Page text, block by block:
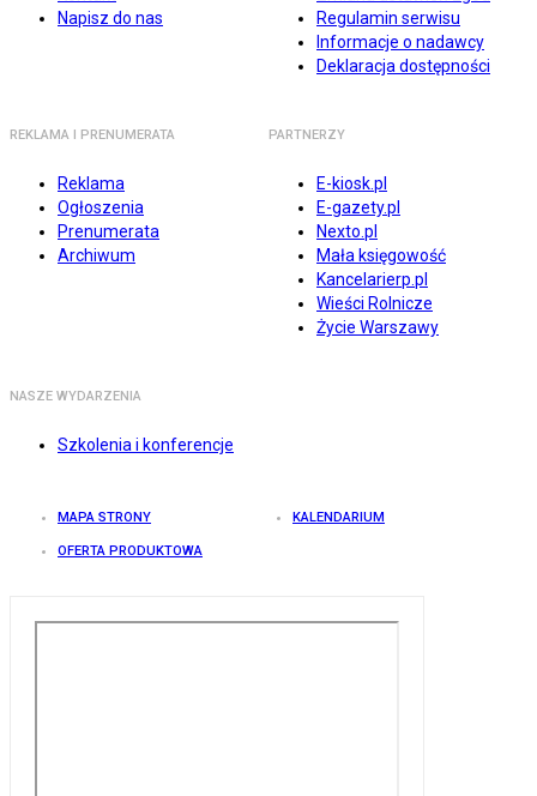
Napisz do nas
Regulamin serwisu
Informacje o nadawcy
Deklaracja dostępności
REKLAMA I PRENUMERATA
Reklama
Ogłoszenia
Prenumerata
Archiwum
PARTNERZY
E-kiosk.pl
E-gazety.pl
Nexto.pl
Mała księgowość
Kancelarierp.pl
Wieści Rolnicze
Życie Warszawy
NASZE WYDARZENIA
Szkolenia i konferencje
MAPA STRONY KALENDARIUM
OFERTA PRODUKTOWA